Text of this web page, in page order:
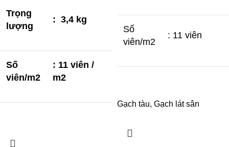
Trọng
lượng
: 3,4 kg
Số
viên/m2
: 11 viên /
m2
Số
viên/m2
: 11 viên
Gạch tàu, Gạch lát sân